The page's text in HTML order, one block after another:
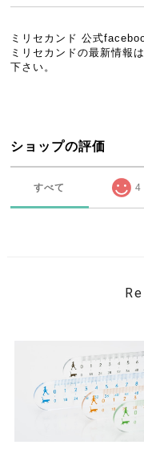
ミリセカンド 公式
ミリセカンドの最新情報
下さい。
ショップの評価
すべて 4